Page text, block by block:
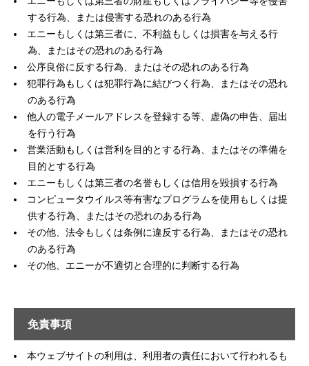
する行為、または侵害する恐れのある行為
エニーもしくは第三者に、不利益もしくは損害を与える行
為、またはその恐れのある行為
公序良俗に反する行為、またはその恐れのある行為
犯罪行為もしくは犯罪行為に結びつく行為、またはその恐れ
のある行為
他人の電子メールアドレスを登録する等、虚偽の申告、届出
を行う行為
営業活動もしくは営利を目的とする行為、またはその準備を
目的とする行為
エニーもしくは第三者の名誉もしくは信用を毀損する行為
コンピュータウイルス等有害なプログラムを使用もしくは提
供する行為、またはその恐れのある行為
その他、法令もしくは条例に違反する行為、またはその恐れ
のある行為
その他、エニーが不適切と合理的に判断する行為
免責事項
本ウェブサイトの利用は、利用者の責任において行われるも